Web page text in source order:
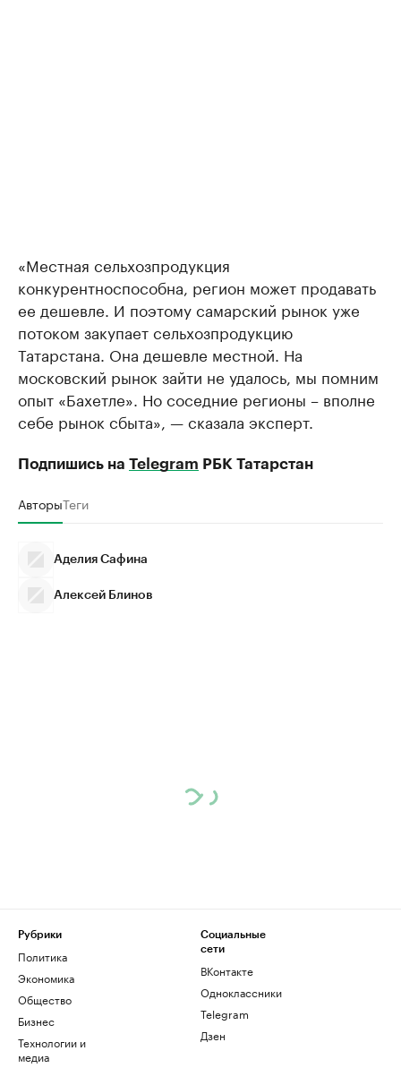
«Местная сельхозпродукция
конкурентноспособна, регион может продавать
ее дешевле. И поэтому самарский рынок уже
потоком закупает сельхозпродукцию
Татарстана. Она дешевле местной. На
московский рынок зайти не удалось, мы помним
опыт «Бахетле». Но соседние регионы – вполне
себе рынок сбыта», — сказала эксперт.
Подпишись на Telegram РБК Татарстан
АвторыТеги
Аделия Сафина
Алексей Блинов
Рубрики
Политика
Экономика
Общество
Бизнес
Технологии и
медиа
Социальные
сети
ВКонтакте
Одноклассники
Telegram
Дзен